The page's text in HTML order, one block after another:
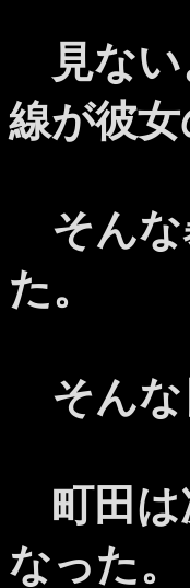
見ない
線が彼
そんな
た。
そんな
町田は
なった。